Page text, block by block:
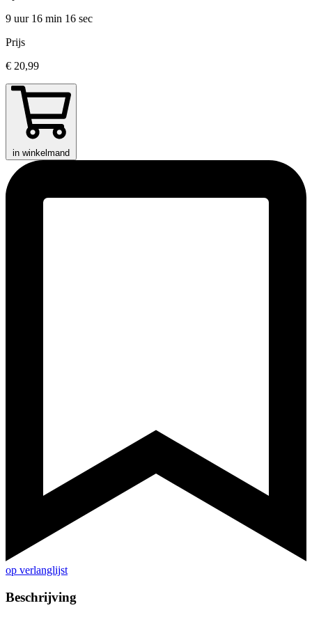
9 uur 16 min 16 sec
Prijs
€ 20,99
in winkelmand
op verlanglijst
Beschrijving